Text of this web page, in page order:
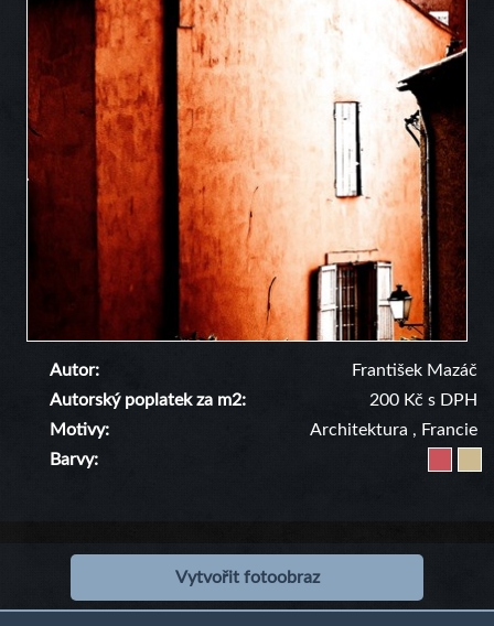
Autor
František Mazáč
Autorský poplatek za m2
200 Kč s DPH
Motivy
Architektura , Francie
Barvy
Vytvořit fotoobraz